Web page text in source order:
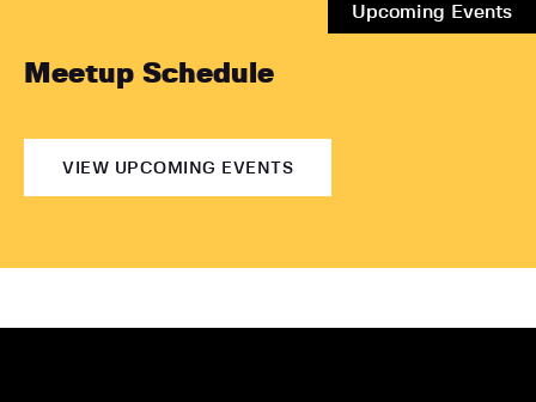
Upcoming Events
Meetup Schedule
VIEW UPCOMING EVENTS